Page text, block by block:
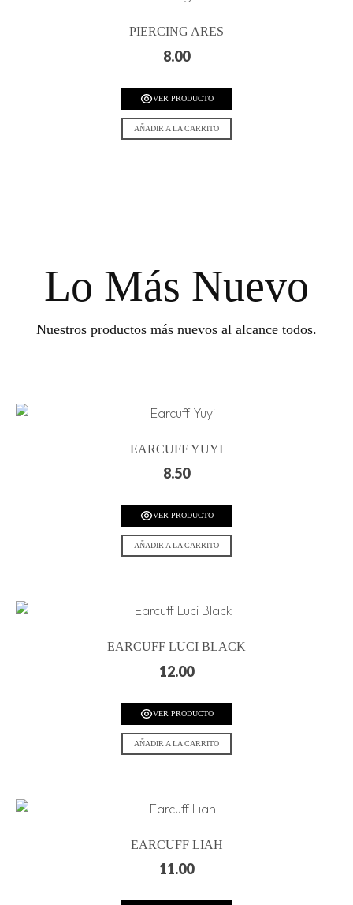
PIERCING ARES
8.00
VER PRODUCTO
AÑADIR A LA CARRITO
Lo Más Nuevo
Nuestros productos más nuevos al alcance todos.
EARCUFF YUYI
8.50
VER PRODUCTO
AÑADIR A LA CARRITO
EARCUFF LUCI BLACK
12.00
VER PRODUCTO
AÑADIR A LA CARRITO
EARCUFF LIAH
11.00